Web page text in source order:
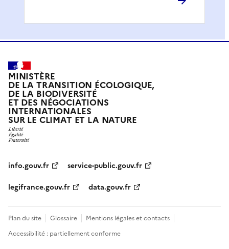
MINISTÈRE
DE LA TRANSITION ÉCOLOGIQUE,
DE LA BIODIVERSITÉ
ET DES NÉGOCIATIONS
INTERNATIONALES
SUR LE CLIMAT ET LA NATURE
info.gouv.fr
service-public.gouv.fr
legifrance.gouv.fr
data.gouv.fr
Plan du site Glossaire
Mentions légales et contacts
Accessibilité : partiellement conforme